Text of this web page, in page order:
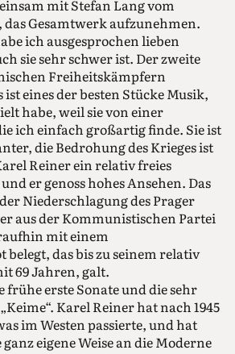
mit Stefan Lang vom
Gesamtwerk aufzunehmen.
ich ausgesprochen lieben
sie sehr schwer ist. Der zweite
Freiheitskämpfern
eines der besten Stücke Musik,
habe, weil sie von einer
ich einfach großartig finde. Sie ist
die Bedrohung des Krieges ist
Reiner ein relativ freies
er genoss hohes Ansehen. Das
Niederschlagung des Prager
aus der Kommunistischen Partei
mit einem
das bis zu seinem relativ
69 Jahren, galt.
erste Sonate und die sehr
Karel Reiner hat nach 1945
im Westen passierte, und hat
eigene Weise an die Moderne